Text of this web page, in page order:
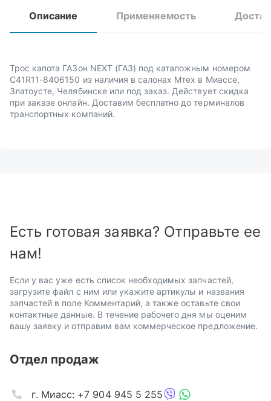
Описание Применяемость
Трос капота ГАЗон NEXT (ГАЗ) под каталожным номером
C41R11-8406150 из наличия в салонах Мтех в Миассе,
Златоусте, Челябинске или под заказ. Действует скидка
при заказе онлайн. Доставим бесплатно до терминалов
транспортных компаний.
Есть готовая заявка? Отправьте ее
нам!
Если у вас уже есть список необходимых запчастей,
загрузите файл с ним или укажите артикулы и названия
запчастей в поле Комментарий, а также оставьте свои
контактные данные. В течение рабочего дня мы оценим
вашу заявку и отправим вам коммерческое предложение.
Отдел продаж
г. Миасс: +7 904 945 5 255